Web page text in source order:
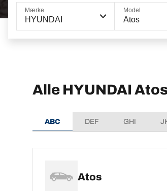
Mærke
HYUNDAI
Model
Atos
Alle HYUNDAI
ABC DEF GHI
Atos